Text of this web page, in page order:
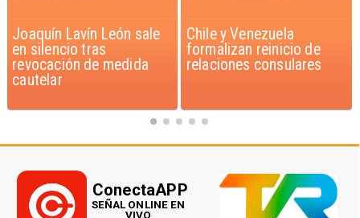
Chile y Venezuela
formalizan reinicio de
relaciones consulares
Feriantes rechazan
dichos de Camila Flores
sobre Fabiola Campillai
ConectaAPP
SEÑAL ONLINE EN
VIVO